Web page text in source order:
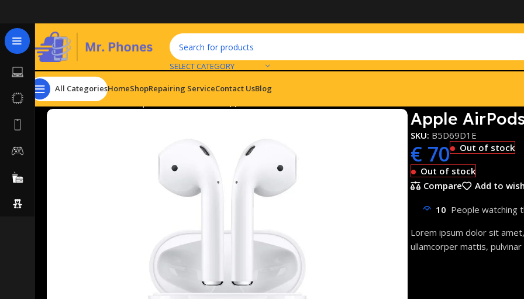
SELECT CATEGORY
All CategoriesHomeShopRepairing ServiceContact UsBlog
Home Hardware & Components
Apple
SKU: B5D69D1E
€70
Out of stock
Out of stock
Compare
Add to
10 People watching
Lorem ipsum dolor sit
ullamcorper mattis, pulvinar